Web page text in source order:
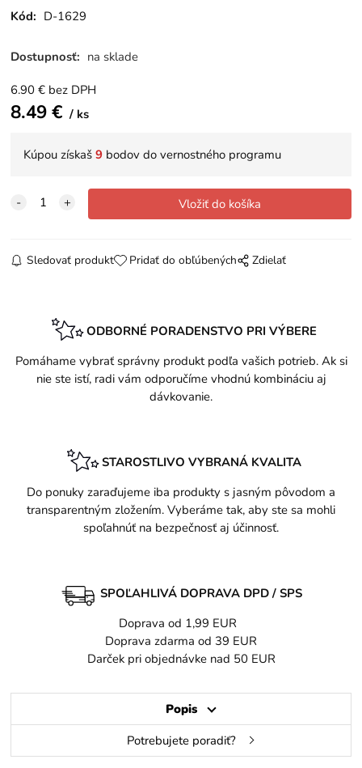
Kód: D-1629
Dostupnosť: na sklade
6.90 € bez DPH
8.49€ ks
Kúpou získaš9 bodov do vernostného programu
Sledovať produkt Pridať do obľúbených Zdielať
ODBORNÉ PORADENSTVO PRI VÝBERE
Pomáhame vybrať správny produkt podľa vašich potrieb. Ak si
nie ste istí, radi vám odporučíme vhodnú kombináciu aj
dávkovanie.
STAROSTLIVO VYBRANÁ KVALITA
Do ponuky zaraďujeme iba produkty s jasným pôvodom a
transparentným zložením. Vyberáme tak, aby ste sa mohli
spoľahnúť na bezpečnosť aj účinnosť.
SPOĽAHLIVÁ DOPRAVA DPD / SPS
Doprava od 1,99 EUR
Doprava zdarma od 39 EUR
Darček pri objednávke nad 50 EUR
Popis
Potrebujete poradiť?